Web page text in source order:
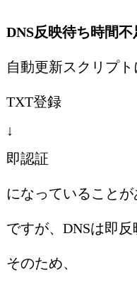
DNS反映待ち時間不
自動更新スクリプト
TXT登録
↓
即認証
になっていることが
ですが、DNSは即反
そのため、